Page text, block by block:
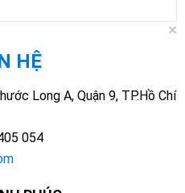
×
HỆ
Long A, Quận 9, TP.Hồ Chí
054